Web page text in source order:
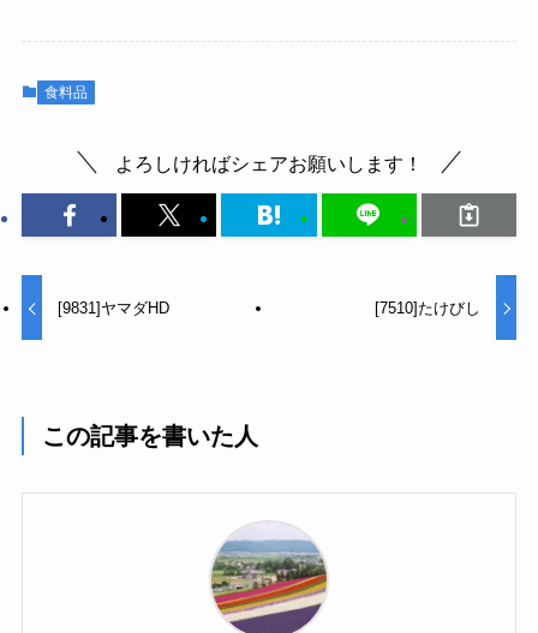
食料品
よろしければシェアお願いします！
[9831]ヤマダHD [7510]たけびし
この記事を書いた人